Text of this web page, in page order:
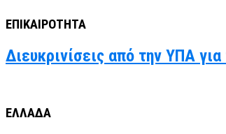
ΕΠΙΚΑΙΡΟΤΗΤΑ
Διευκρινίσεις από την ΥΠΑ
ΕΛΛΑΔΑ